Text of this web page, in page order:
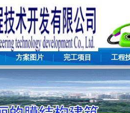
方案图片 完工项目 工程